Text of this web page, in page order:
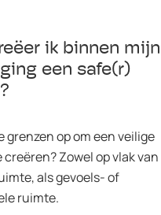
ik binnen mijn
een safe(r)
grenzen op om een veilige
Zowel op vlak van
als gevoels- of
ruimte.